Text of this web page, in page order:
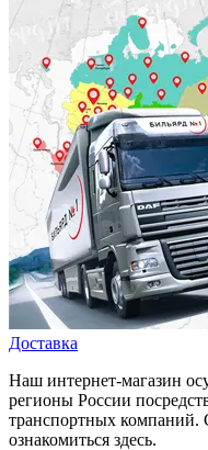
Доставка
Наш интернет-магазин
регионы России
транспортных компаний.
ознакомиться здесь.